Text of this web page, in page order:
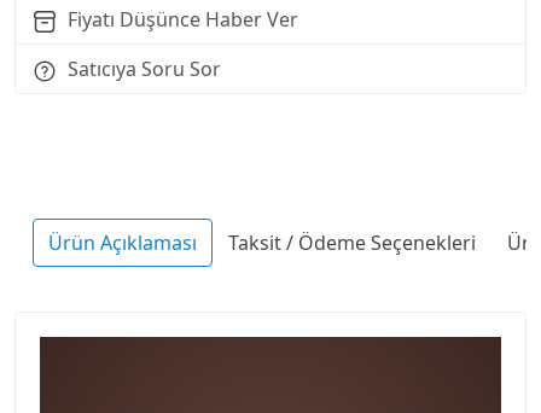
Fiyatı Düşünce Haber Ver
Satıcıya Soru Sor
Ürün Açıklaması Taksit / Ödeme Seçenekleri